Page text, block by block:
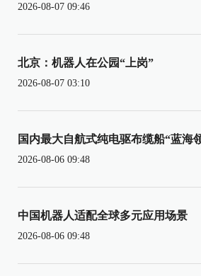
2026-08-07 09:46
北京：机器人在公园“上岗”
2026-08-07 03:10
国内最大自航式纯电驱布缆船“蓝海
2026-08-06 09:48
中国机器人适配全球多元应用场景
2026-08-06 09:48